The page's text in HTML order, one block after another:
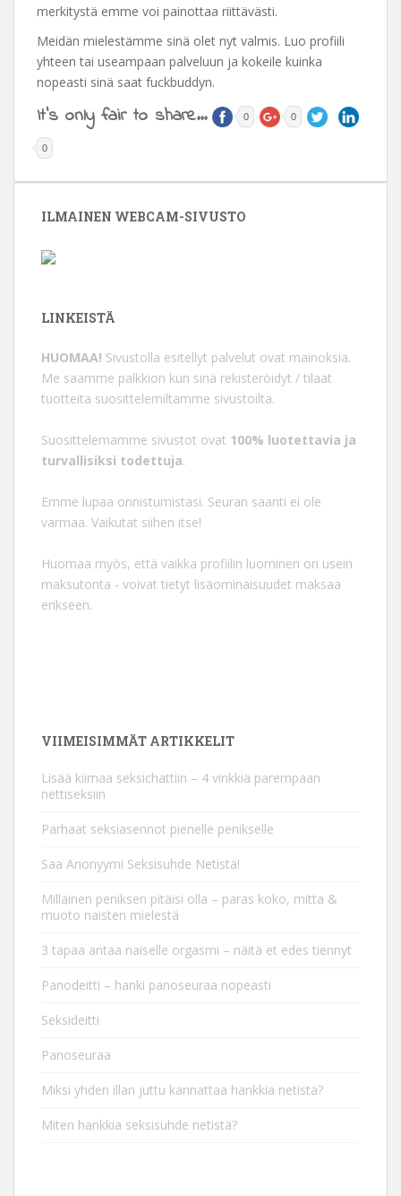
merkitystä emme voi painottaa riittävästi.
Meidän mielestämme sinä olet nyt valmis. Luo profiili
yhteen tai useampaan palveluun ja kokeile kuinka
nopeasti sinä saat fuckbuddyn.
It's only fair to share... 0 0
0
ILMAINEN WEBCAM-SIVUSTO
LINKEISTÄ
HUOMAA! Sivustolla esitellyt palvelut ovat mainoksia.
Me saamme palkkion kun sinä rekisteröidyt / tilaat
tuotteita suosittelemiltamme sivustoilta.
Suosittelemamme sivustot ovat 100% luotettavia ja
turvallisiksi todettuja.
Emme lupaa onnistumistasi. Seuran saanti ei ole
varmaa. Vaikutat siihen itse!
Huomaa myös, että vaikka profiilin luominen on usein
maksutonta - voivat tietyt lisäominaisuudet maksaa
erikseen.
VIIMEISIMMÄT ARTIKKELIT
Lisää kiimaa seksichattiin – 4 vinkkiä parempaan
nettiseksiin
Parhaat seksiasennot pienelle penikselle
Saa Anonyymi Seksisuhde Netistä!
Millainen peniksen pitäisi olla – paras koko, mitta &
muoto naisten mielestä
3 tapaa antaa naiselle orgasmi – näitä et edes tiennyt
Panodeitti – hanki panoseuraa nopeasti
Seksideitti
Panoseuraa
Miksi yhden illan juttu kannattaa hankkia netistä?
Miten hankkia seksisuhde netistä?